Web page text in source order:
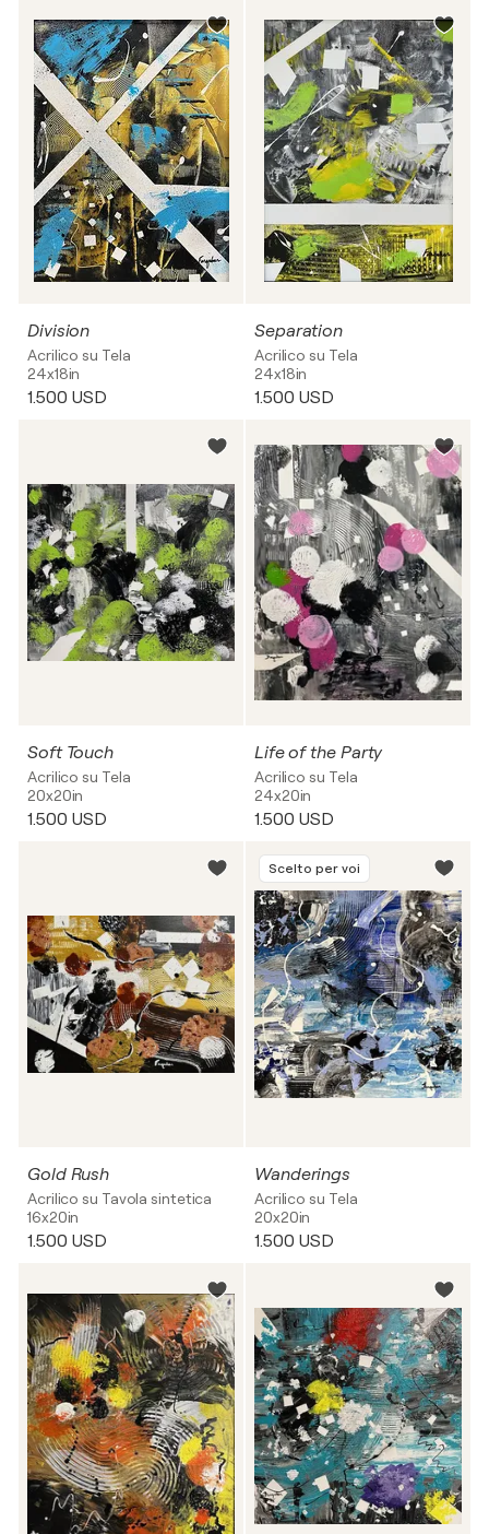
Division
Acrilico su Tela
24x18in
1.500 USD
Separation
Acrilico su Tela
24x18in
1.500 USD
Soft Touch
Acrilico su Tela
20x20in
1.500 USD
Life of the Party
Acrilico su Tela
24x20in
1.500 USD
Gold Rush
Acrilico su Tavola sintetica
16x20in
1.500 USD
Scelto per voi
Wanderings
Acrilico su Tela
20x20in
1.500 USD